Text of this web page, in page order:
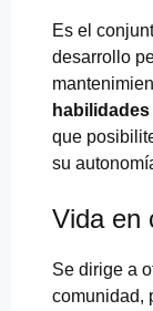
Es el
desarrollo
que
su
Vida en
Se dirige a
comunidad,